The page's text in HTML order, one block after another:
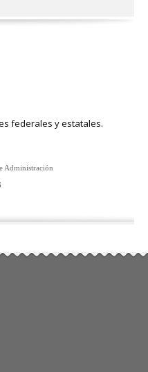
federales y estatales.
Administración